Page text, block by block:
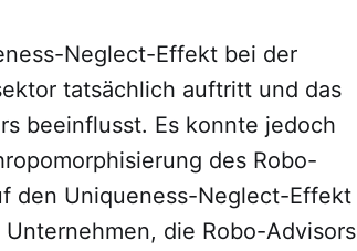
Neglect-Effekt bei der
tatsächlich auftritt und das
beeinflusst. Es konnte jedoch
des Robo-
den Uniqueness-Neglect-Effekt
die Robo-Advisors